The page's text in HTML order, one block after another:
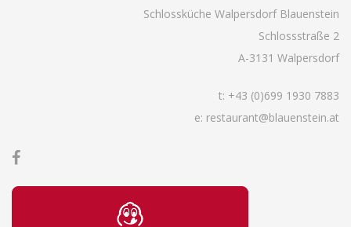
Schlossküche Walpersdorf Blauenstein
Schlossstraße 2
A-3131 Walpersdorf
t: +43 (0)699 1930 7883
e: restaurant@blauenstein.at